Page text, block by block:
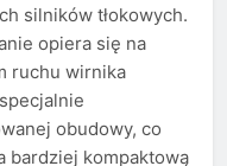
silników tłokowych.
opiera się na
ruchu wirnika
obudowy, co
bardziej kompaktową